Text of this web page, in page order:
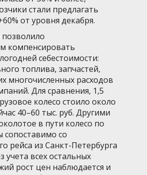
стали предлагать
от уровня декабря.
компенсировать
себестоимости:
топлива, запчастей,
многочисленных расходов
Для сравнения, 1,5
колесо стоило около
40–60 тыс. руб. Другими
в пути колесо по
сопоставимо со
рейса из Санкт-Петербурга
учета всех остальных
рост цен наблюдается и